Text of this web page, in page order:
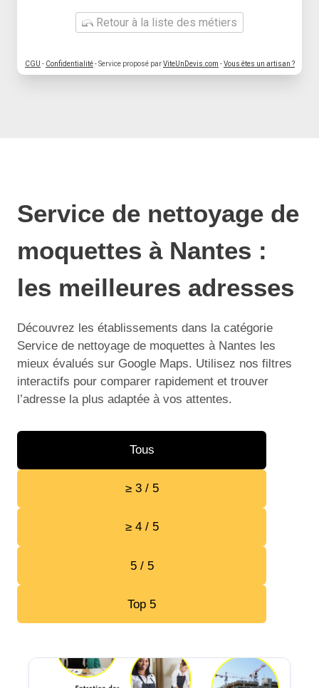
Retour à la liste des métiers
CGU - Confidentialité- Service proposé parViteUnDevis.com -Vous êtes un artisan ?
Service de nettoyage de
moquettes à Nantes :
les meilleures adresses
Découvrez les établissements dans la catégorie
Service de nettoyage de moquettes à Nantes les
mieux évalués sur Google Maps. Utilisez nos filtres
interactifs pour comparer rapidement et trouver
l’adresse la plus adaptée à vos attentes.
Tous
≥ 3 / 5
≥ 4 / 5
5 / 5
Top 5